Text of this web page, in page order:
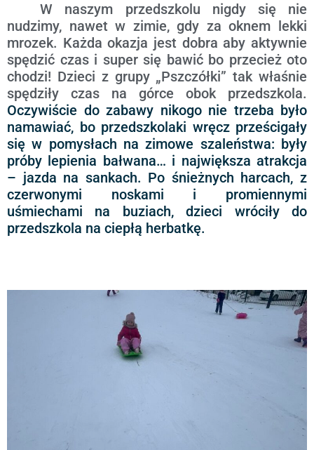
W naszym przedszkolu nigdy się nie
nudzimy, nawet w zimie, gdy za oknem lekki
mrozek. Każda okazja jest dobra aby aktywnie
spędzić czas i super się bawić bo przecież oto
chodzi! Dzieci z grupy „Pszczółki” tak właśnie
spędziły czas na górce obok przedszkola.
Oczywiście do zabawy nikogo nie trzeba było
namawiać, bo przedszkolaki wręcz prześcigały
się w pomysłach na zimowe szaleństwa: były
próby lepienia bałwana… i największa atrakcja
– jazda na sankach. Po śnieżnych harcach, z
czerwonymi noskami i promiennymi
uśmiechami na buziach, dzieci wróciły do
przedszkola na ciepłą herbatkę.